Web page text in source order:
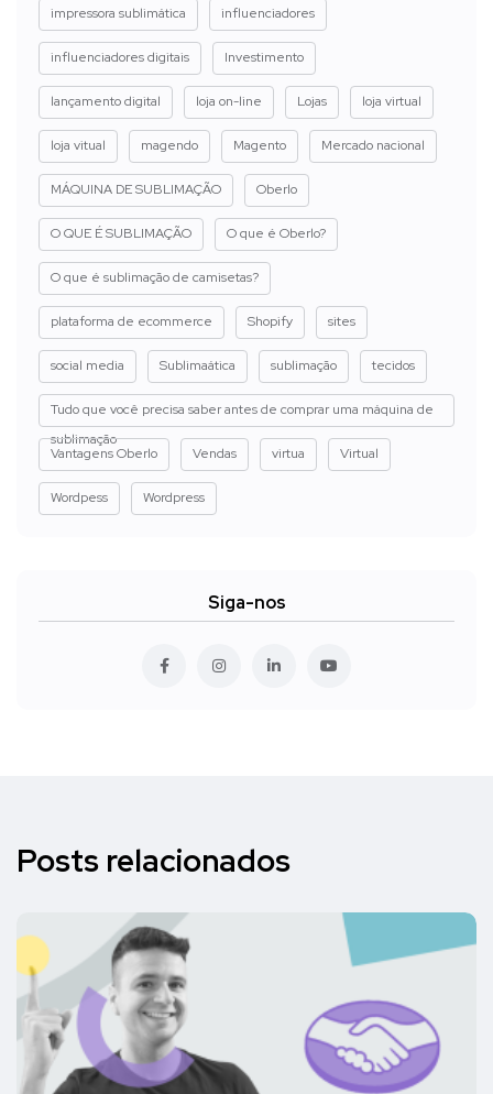
impressora sublimática influenciadores
influenciadores digitais Investimento
lançamento digital loja on-line Lojas loja virtual
loja vitual magendo Magento Mercado nacional
MÁQUINA DE SUBLIMAÇÃO Oberlo
O QUE É SUBLIMAÇÃO O que é Oberlo?
O que é sublimação de camisetas?
plataforma de ecommerce Shopify sites
social media Sublimaática sublimação tecidos
Tudo que você precisa saber antes de comprar uma máquina de
sublimação
Vantagens Oberlo
Vendas virtua Virtual
Wordpess Wordpress
Siga-nos
Posts relacionados